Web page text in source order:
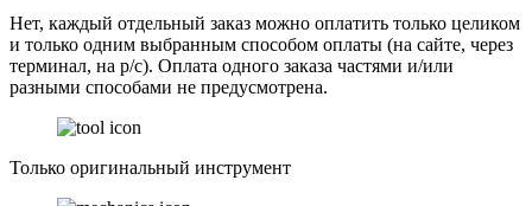
Нет, каждый отдельный заказ можно оплатить только целиком
и только одним выбранным способом оплаты (на сайте, через
терминал, на р/с). Оплата одного заказа частями и/или
разными способами не предусмотрена.
Только оригинальный инструмент